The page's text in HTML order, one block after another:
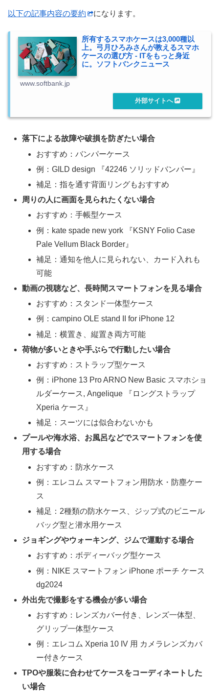
以下の記事内容の要約 になります。
所有するスマホケースは3,000種以
上。弓月ひろみさんが教えるスマホ
ケースの選び方 - ITをもっと身近
に。ソフトバンクニュース
www.softbank.jp
落下による故障や破損を防ぎたい場合
おすすめ：バンパーケース
例：GILD design 『42246 ソリッドバンパー』
補足：指を通す背面リングもおすすめ
周りの人に画面を見られたくない場合
おすすめ：手帳型ケース
例：kate spade new york 『KSNY Folio Case
Pale Vellum Black Border』
補足：通知を他人に見られない、カード入れも
可能
動画の視聴など、長時間スマートフォンを見る場合
おすすめ：スタンド一体型ケース
例：campino OLE stand II for iPhone 12
補足：横置き、縦置き両方可能
荷物が多いときや手ぶらで行動したい場合
おすすめ：ストラップ型ケース
例：iPhone 13 Pro ARNO New Basic スマホショ
ルダーケース, Angelique 『ロングストラップ
Xperia ケース』
補足：スーツには似合わないかも
プールや海水浴、お風呂などでスマートフォンを使
用する場合
おすすめ：防水ケース
例：エレコム スマートフォン用防水・防塵ケー
ス
補足：2種類の防水ケース、ジップ式のビニール
バッグ型と潜水用ケース
ジョギングやウォーキング、ジムで運動する場合
おすすめ：ボディーバッグ型ケース
例：NIKE スマートフォン iPhone ポーチ ケース
dg2024
外出先で撮影をする機会が多い場合
おすすめ：レンズカバー付き、レンズ一体型、
グリップ一体型ケース
例：エレコム Xperia 10 IV 用 カメラレンズカバ
ー付きケース
TPOや服装に合わせてケースをコーディネートした
い場合